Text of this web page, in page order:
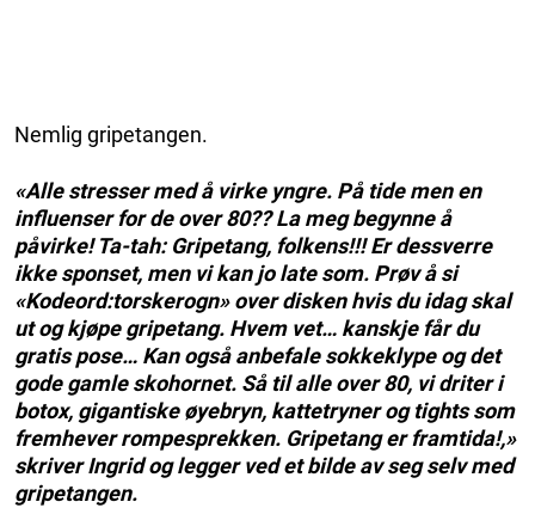
Nemlig gripetangen.
«Alle stresser med å virke yngre. På tide men en
influenser for de over 80?? La meg begynne å
påvirke! Ta-tah: Gripetang, folkens!!! Er dessverre
ikke sponset, men vi kan jo late som. Prøv å si
«Kodeord:torskerogn» over disken hvis du idag skal
ut og kjøpe gripetang. Hvem vet… kanskje får du
gratis pose… Kan også anbefale sokkeklype og det
gode gamle skohornet. Så til alle over 80, vi driter i
botox, gigantiske øyebryn, kattetryner og tights som
fremhever rompesprekken. Gripetang er framtida!,»
skriver Ingrid og legger ved et bilde av seg selv med
gripetangen.